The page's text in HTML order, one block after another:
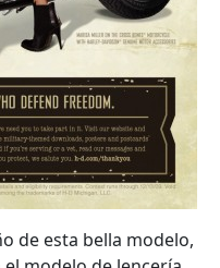
de esta bella modelo,